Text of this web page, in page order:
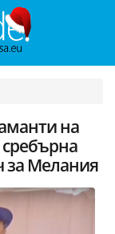
на
за Мелания